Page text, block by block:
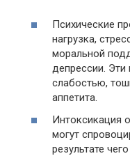
Психические
нагрузка,
моральной
депрессии.
слабостью,
аппетита.
Интоксикация
могут
результате